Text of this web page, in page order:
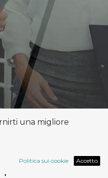
una migliore
Politica sui cookie Accetto